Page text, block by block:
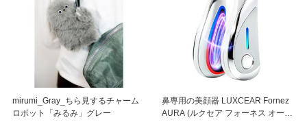
mirumi_Gray_ちら見するチャーム
ロボット「みるみ」グレー
鼻専用の美顔器 LUXCEAR Fornez
AURA (ルクセア フォーネス オー